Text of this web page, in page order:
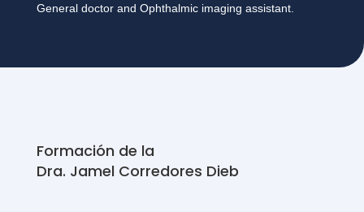
General doctor and Ophthalmic imaging assistant.
Formación de la
Dra. Jamel Corredores Dieb